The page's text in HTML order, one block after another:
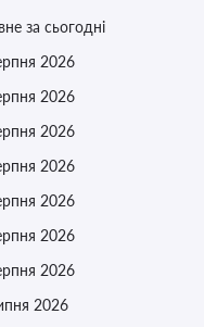
за сьогодні
2026
2026
2026
2026
2026
2026
2026
2026